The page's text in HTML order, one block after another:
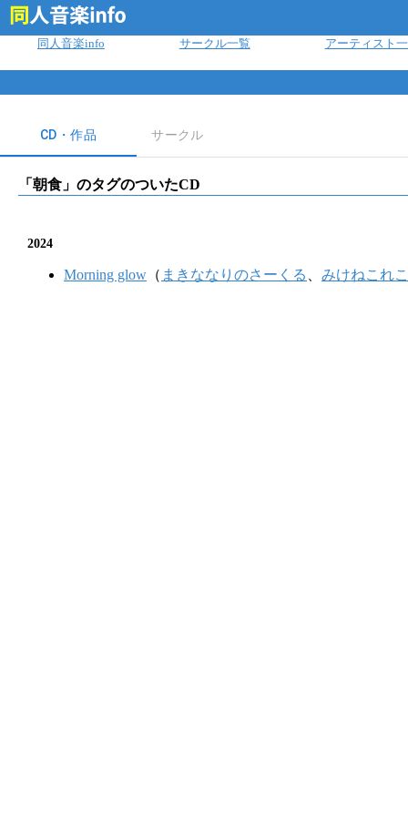
同人音楽info サークル一覧 アーティスト
CD・作品 サークル
「 朝食 」のタグのついたCD
2024
Morning glow （ まきななりのさーくる みけねこれ